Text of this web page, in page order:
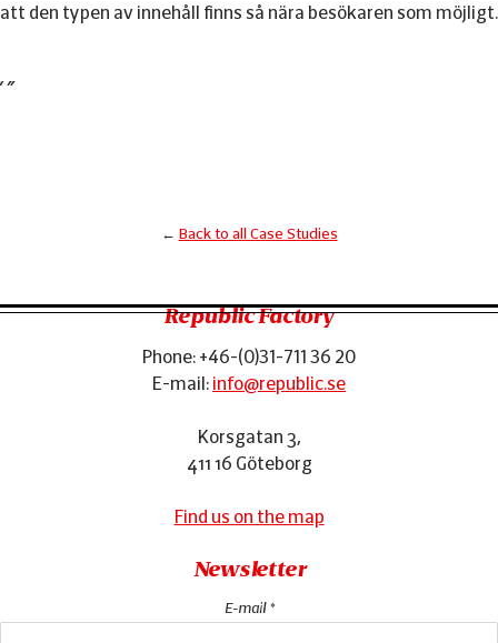
att den typen av innehåll finns så nära besökaren som möjligt.
← Back to all Case Studies
Footer Republic Factory
Phone: +46-(0)31-711 36 20
E-mail: info@republic.se
Korsgatan 3,
411 16 Göteborg
Find us on the map
Newsletter
E-mail *